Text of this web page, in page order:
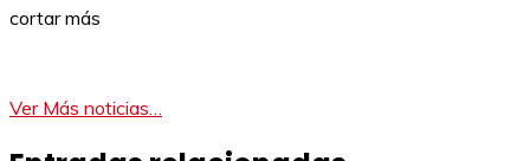
cortar más
Ver Más noticias…